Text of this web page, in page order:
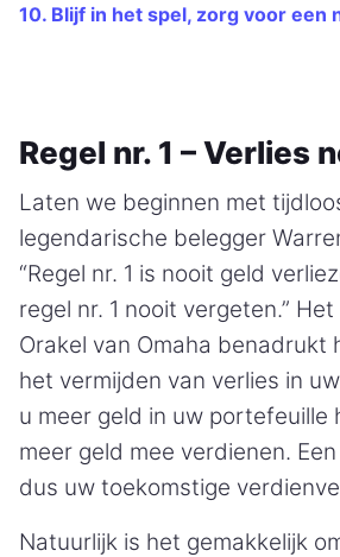
10. Blijf in het spel, zorg voor een
Regel nr. 1 – Verlies
Laten we beginnen met
legendarische belegger
“Regel nr. 1 is nooit geld
regel nr. 1 nooit vergeten.”
Orakel van Omaha benadrukt
het vermijden van verlies in
u meer geld in uw portefeuille
meer geld mee verdienen.
dus uw toekomstige
Natuurlijk is het gemakkelijk